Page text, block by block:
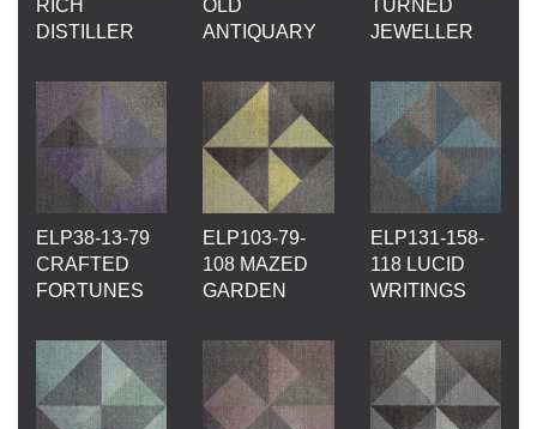
RICH
DISTILLER
OLD
ANTIQUARY
TURNED
JEWELLER
ELP38-13-79
CRAFTED
FORTUNES
ELP103-79-
108 MAZED
GARDEN
ELP131-158-
118 LUCID
WRITINGS